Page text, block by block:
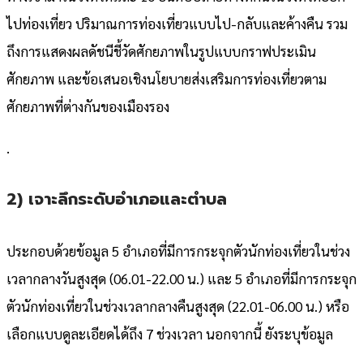
ไปท่องเที่ยว ปริมาณการท่องเที่ยวแบบไป-กลับและค้างคืน รวม
ถึงการแสดงผลดัชนีชี้วัดศักยภาพในรูปแบบกราฟประเมิน
ศักยภาพ และข้อเสนอเชิงนโยบายส่งเสริมการท่องเที่ยวตาม
ศักยภาพที่ต่างกันของเมืองรอง
.
2) เจาะลึกระดับอำเภอและตำบล
ประกอบด้วยข้อมูล 5 อำเภอที่มีการกระจุกตัวนักท่องเที่ยวในช่วง
เวลากลางวันสูงสุด (06.01-22.00 น.) และ 5 อำเภอที่มีการกระจุก
ตัวนักท่องเที่ยวในช่วงเวลากลางคืนสูงสุด (22.01-06.00 น.) หรือ
เลือกแบบดูละเอียดได้ถึง 7 ช่วงเวลา นอกจากนี้ ยังระบุข้อมูล